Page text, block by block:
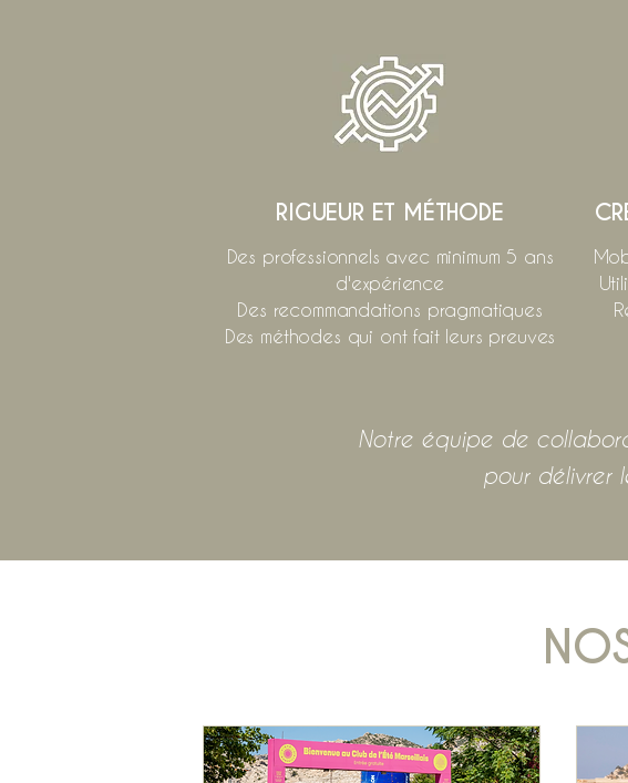
RIGUEUR ET MÉTHODE
Des professionnels avec minimum 5 ans
d'expérience
Des recommandations pragmatiques
Des méthodes qui ont fait leurs preuves
Notre équipe de
pour délivrer